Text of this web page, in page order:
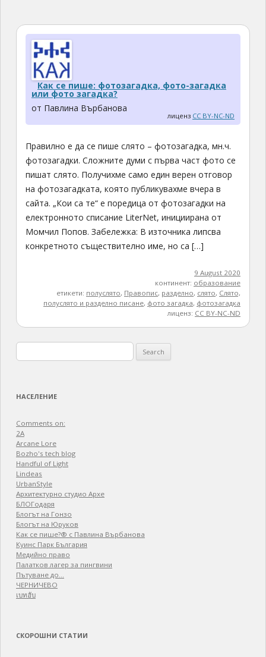
Как се пише: фотозагадка, фото-загадка
или фото загадка?
от Павлина Върбанова
лиценз CC BY-NC-ND
Правилно е да се пише слято – фотозагадка, мн.ч.
фотозагадки. Сложните думи с първа част фото се
пишат слято. Получихме само един верен отговор
на фотозагадката, която публикувахме вчера в
сайта. „Кои са те“ е поредица от фотозагадки на
електронното списание LiterNet, инициирана от
Момчил Попов. Забележка: В източника липсва
конкретното съществително име, но са […]
9 August 2020
континент: образование
етикети: полуслято, Правопис, разделно, слято, Слято,
полуслято и разделно писане, фото загадка, фотозагадка
лиценз: CC BY-NC-ND
for:
НАСЕЛЕНИЕ
Comments on:
2A
Arcane Lore
Bozho's tech blog
Handful of Light
Lindeas
UrbanStyle
Архитектурно студио Архе
БЛОГодаря
Блогът на Гонзо
Блогът на Юруков
Как се пише?® с Павлина Върбанова
Куинс Парк България
Медийно право
Палатков лагер зa пингвини
Пътуване до…
ЧЕРНИЧЕВО
เบทฮับ
СКОРОШНИ СТАТИИ